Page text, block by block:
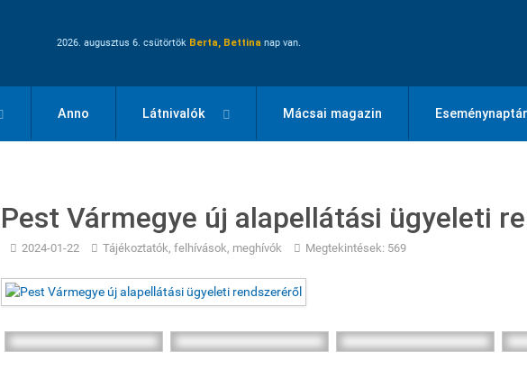
2026. augusztus 6. csütörtök Berta, Bettina nap van.
Anno Látnivalók Mácsai magazin Eseménynaptár
Pest Vármegye új alapellátási ügyeleti
2024-01-22 Tájékoztatók, felhívások, meghívók Megtekintések: 569